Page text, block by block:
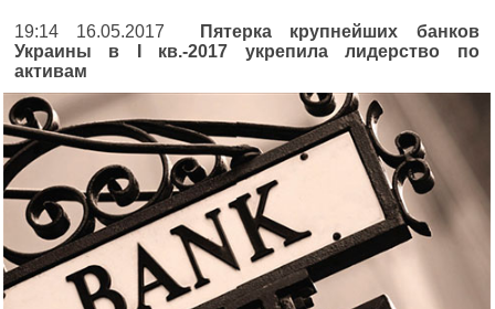
19:14 16.05.2017
Пятерка крупнейших банков
Украины в I кв.-2017 укрепила лидерство по
активам